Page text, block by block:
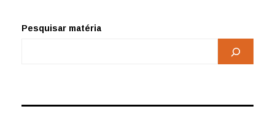
Pesquisar matéria